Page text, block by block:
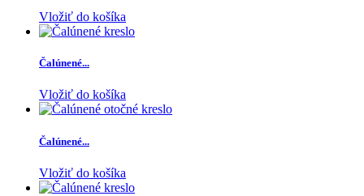
Vložiť do košíka
Čalúnené...
Vložiť do košíka
Čalúnené...
Vložiť do košíka